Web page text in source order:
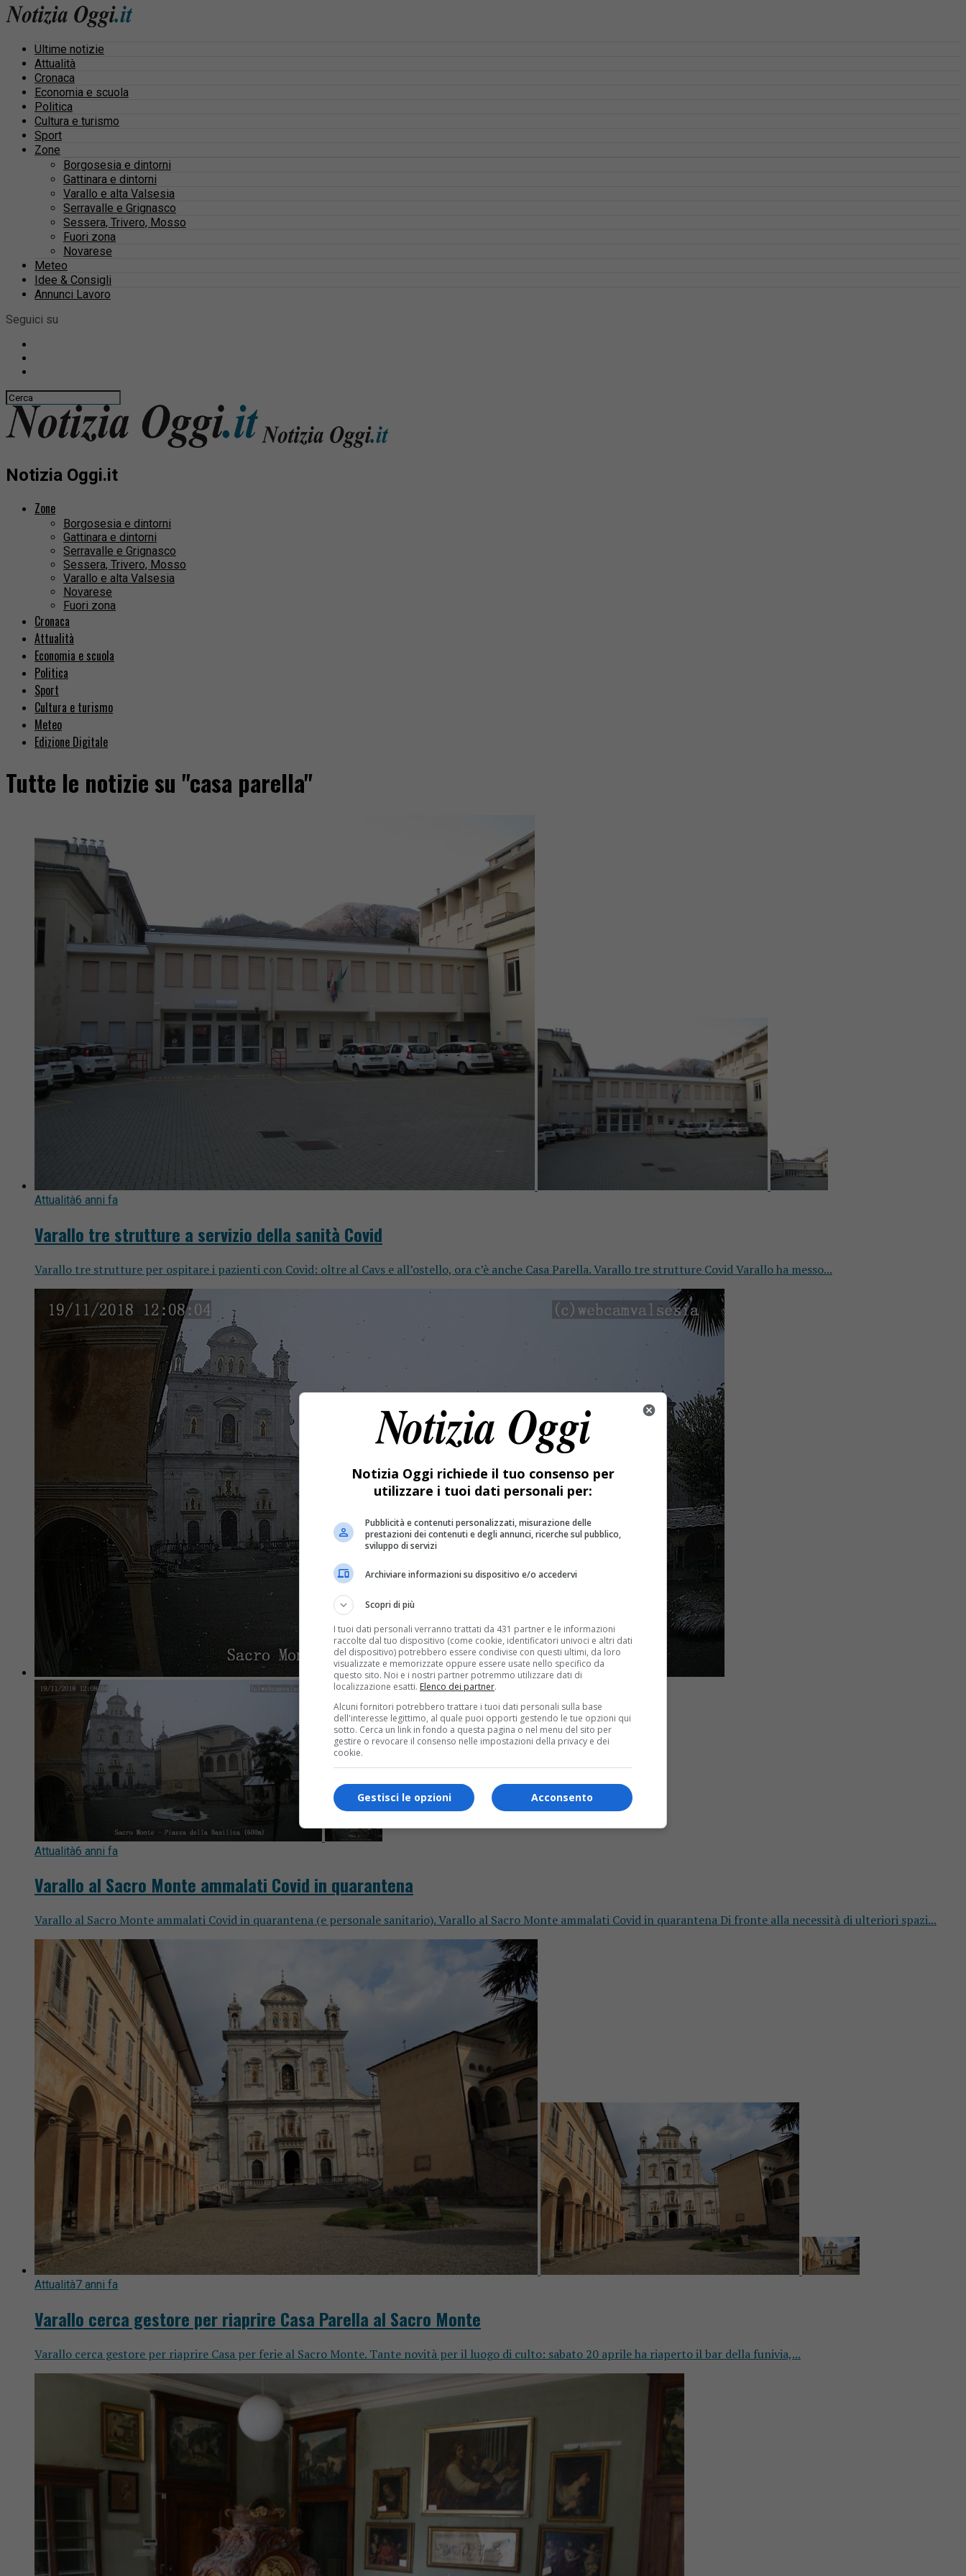
Ultime notizie
Attualità
Cronaca
Economia e scuola
Politica
Cultura e turismo
Sport
Zone
Borgosesia e dintorni
Gattinara e dintorni
Varallo e alta Valsesia
Serravalle e Grignasco
Sessera, Trivero, Mosso
Fuori zona
Novarese
Meteo
Idee & Consigli
Annunci Lavoro
Seguici su
Notizia Oggi.it
Zone
Borgosesia e dintorni
Gattinara e dintorni
Serravalle e Grignasco
Sessera, Trivero, Mosso
Varallo e alta Valsesia
Novarese
Fuori zona
Cronaca
Attualità
Economia e scuola
Politica
Sport
Cultura e turismo
Meteo
Edizione Digitale
Tutte le notizie su "casa parella"
Attualità6 anni fa
Varallo tre strutture a servizio della sanità Covid
Varallo tre strutture per ospitare i pazienti con Covid: oltre al Cavs e all’ostello, ora c’è anche Casa Parella. Varallo tre strutture Covid Varallo ha messo...
Attualità6 anni fa
Varallo al Sacro Monte ammalati Covid in quarantena
Varallo al Sacro Monte ammalati Covid in quarantena (e personale sanitario). Varallo al Sacro Monte ammalati Covid in quarantena Di fronte alla necessità di ulteriori spazi...
Attualità7 anni fa
Varallo cerca gestore per riaprire Casa Parella al Sacro Monte
Varallo cerca gestore per riaprire Casa per ferie al Sacro Monte. Tante novità per il luogo di culto: sabato 20 aprile ha riaperto il bar della funivia,...
Notizia Oggi richiede il tuo consenso per
utilizzare i tuoi dati personali per:
Pubblicità e contenuti personalizzati, misurazione delle
prestazioni dei contenuti e degli annunci, ricerche sul pubblico,
sviluppo di servizi
Archiviare informazioni su dispositivo e/o accedervi
Scopri di più
I tuoi dati personali verranno trattati da 431 partner e le informazioni
raccolte dal tuo dispositivo (come cookie, identificatori univoci e altri dati
del dispositivo) potrebbero essere condivise con questi ultimi, da loro
visualizzate e memorizzate oppure essere usate nello specifico da
questo sito. Noi e i nostri partner potremmo utilizzare dati di
localizzazione esatti. Elenco dei partner.
Alcuni fornitori potrebbero trattare i tuoi dati personali sulla base
dell'interesse legittimo, al quale puoi opporti gestendo le tue opzioni qui
sotto. Cerca un link in fondo a questa pagina o nel menu del sito per
gestire o revocare il consenso nelle impostazioni della privacy e dei
cookie.
Acconsento
Gestisci le opzioni